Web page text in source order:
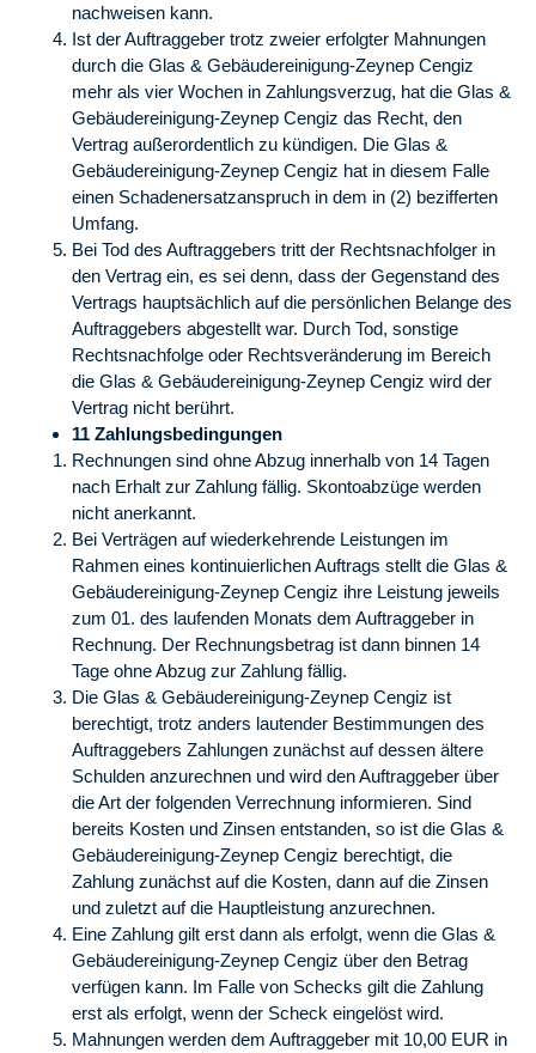
nachweisen kann.
Ist der Auftraggeber trotz zweier erfolgter Mahnungen
durch die Glas & Gebäudereinigung-Zeynep Cengiz
mehr als vier Wochen in Zahlungsverzug, hat die Glas &
Gebäudereinigung-Zeynep Cengiz das Recht, den
Vertrag außerordentlich zu kündigen. Die Glas &
Gebäudereinigung-Zeynep Cengiz hat in diesem Falle
einen Schadenersatzanspruch in dem in (2) bezifferten
Umfang.
Bei Tod des Auftraggebers tritt der Rechtsnachfolger in
den Vertrag ein, es sei denn, dass der Gegenstand des
Vertrags hauptsächlich auf die persönlichen Belange des
Auftraggebers abgestellt war. Durch Tod, sonstige
Rechtsnachfolge oder Rechtsveränderung im Bereich
die Glas & Gebäudereinigung-Zeynep Cengiz wird der
Vertrag nicht berührt.
11 Zahlungsbedingungen
Rechnungen sind ohne Abzug innerhalb von 14 Tagen
nach Erhalt zur Zahlung fällig. Skontoabzüge werden
nicht anerkannt.
Bei Verträgen auf wiederkehrende Leistungen im
Rahmen eines kontinuierlichen Auftrags stellt die Glas &
Gebäudereinigung-Zeynep Cengiz ihre Leistung jeweils
zum 01. des laufenden Monats dem Auftraggeber in
Rechnung. Der Rechnungsbetrag ist dann binnen 14
Tage ohne Abzug zur Zahlung fällig.
Die Glas & Gebäudereinigung-Zeynep Cengiz ist
berechtigt, trotz anders lautender Bestimmungen des
Auftraggebers Zahlungen zunächst auf dessen ältere
Schulden anzurechnen und wird den Auftraggeber über
die Art der folgenden Verrechnung informieren. Sind
bereits Kosten und Zinsen entstanden, so ist die Glas &
Gebäudereinigung-Zeynep Cengiz berechtigt, die
Zahlung zunächst auf die Kosten, dann auf die Zinsen
und zuletzt auf die Hauptleistung anzurechnen.
Eine Zahlung gilt erst dann als erfolgt, wenn die Glas &
Gebäudereinigung-Zeynep Cengiz über den Betrag
verfügen kann. Im Falle von Schecks gilt die Zahlung
erst als erfolgt, wenn der Scheck eingelöst wird.
Mahnungen werden dem Auftraggeber mit 10,00 EUR in